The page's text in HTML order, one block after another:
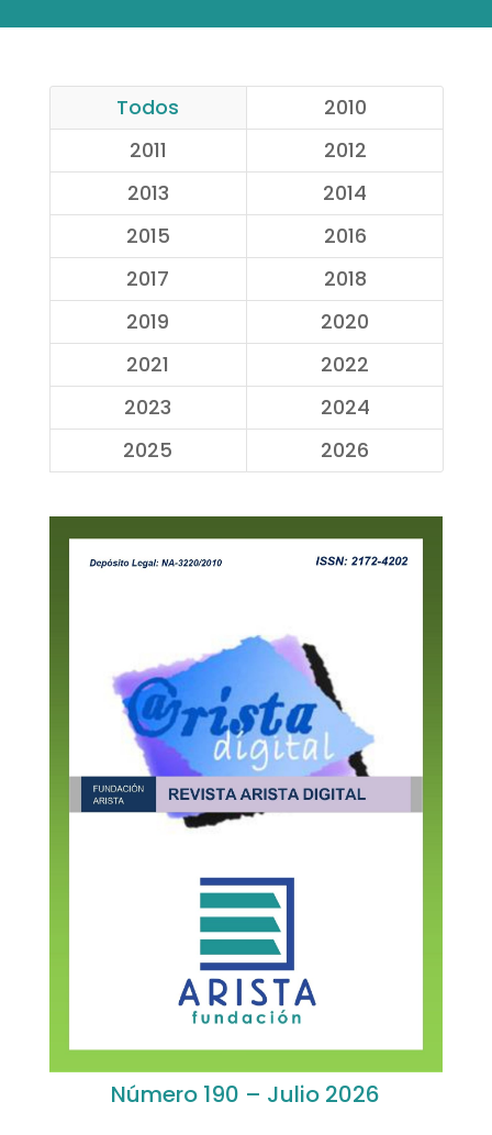
Todos
2010
2011
2012
2013
2014
2015
2016
2017
2018
2019
2020
2021
2022
2023
2024
2025
2026
Número 190 – Julio 2026